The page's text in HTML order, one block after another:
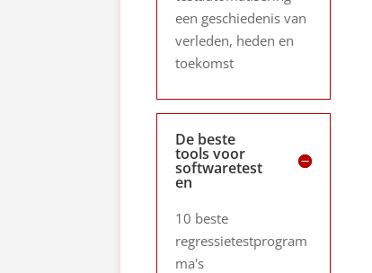
een geschiedenis van
verleden, heden en
toekomst
De beste
tools voor
softwaretest
en
10 beste
regressietestprogram
ma's